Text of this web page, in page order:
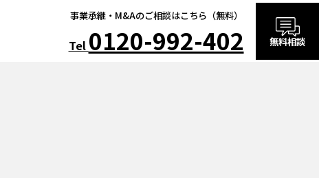
事業承継・M&Aのご相談はこちら（無料）
Tel 0120-992-402 無料相談